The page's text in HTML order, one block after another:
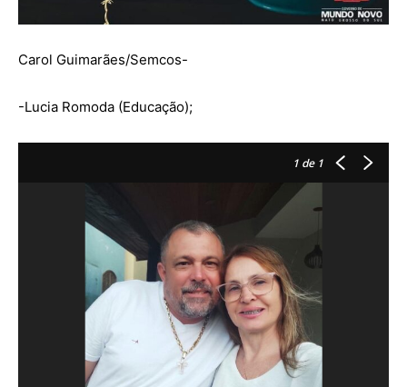
Carol Guimarães/Semcos-
-Lucia Romoda (Educação);
1 de 1